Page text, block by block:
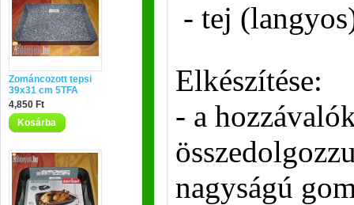
Zománcozott tepsi
39x31 cm 5TFA
4,850 Ft
Kosárba
- tej
Elkészítése:
- a
nagyságú